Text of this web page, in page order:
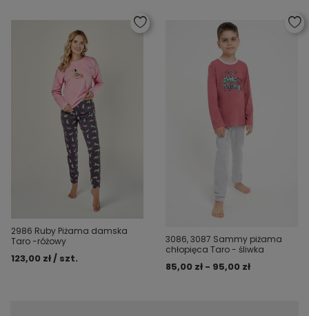
2986 Ruby Piżama damska
Taro -różowy
123,00 zł / szt.
3086, 3087 Sammy piżama
chłopięca Taro - śliwka
85,00 zł - 95,00 zł